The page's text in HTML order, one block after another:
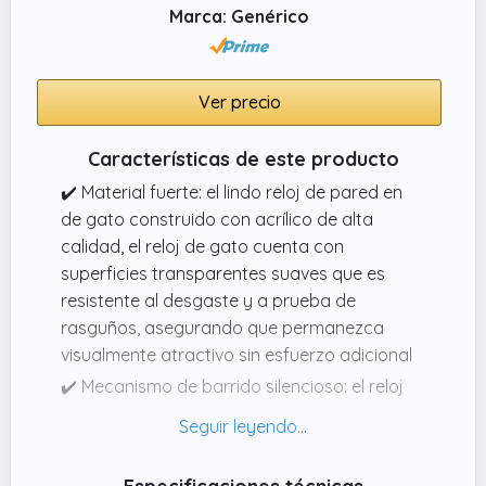
Marca: Genérico
Ver precio
Características de este producto
✔️ Material fuerte: el lindo reloj de pared en
de gato construido con acrílico de alta
calidad, el reloj de gato cuenta con
superficies transparentes suaves que es
resistente al desgaste y a prueba de
rasguños, asegurando que permanezca
visualmente atractivo sin esfuerzo adicional
✔️ Mecanismo de barrido silencioso: el reloj
experimenta un entorno tranquilo con